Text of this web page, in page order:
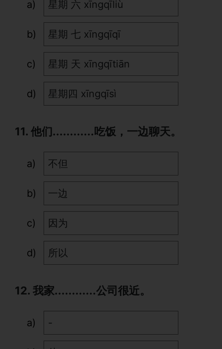
星期 六 xīngqīliù
星期 七 xīngqīqī
星期 天 xīngqītiān
星期四 xīngqīsì
11. 他们............吃饭，一边聊天。
不但
一边
因为
所以
12. 我家............公司很近。
-